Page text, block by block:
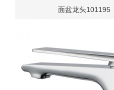
面盆龙头101195